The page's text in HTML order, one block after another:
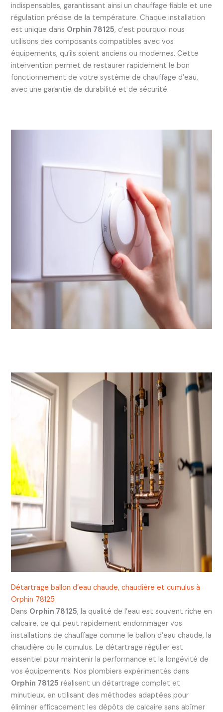
indispensables, garantissant ainsi un chauffage fiable et une
régulation précise de la température. Chaque installation
est unique dans Orphin 78125, c’est pourquoi nous
utilisons des composants compatibles avec vos
équipements, qu’ils soient anciens ou modernes. Cette
intervention permet de restaurer rapidement le bon
fonctionnement de votre système de chauffage d’eau,
avec une garantie de durabilité et de sécurité.
Détartrage ballon d’eau chaude, chaudière et cumulus à
Orphin 78125
Dans Orphin 78125, la qualité de l’eau est souvent riche en
calcaire, ce qui peut rapidement endommager vos
installations de chauffage comme le ballon d’eau chaude, la
chaudière ou le cumulus. Le détartrage régulier est
essentiel pour maintenir la performance et la longévité de
vos équipements. Nos plombiers expérimentés dans
Orphin 78125 réalisent un détartrage complet et
minutieux, en utilisant des méthodes adaptées pour
éliminer efficacement les dépôts de calcaire sans abîmer